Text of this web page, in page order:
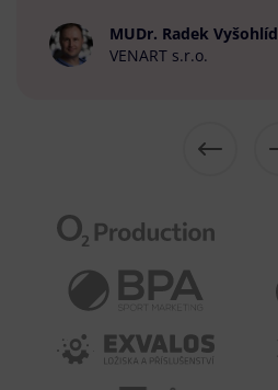
MUDr. Radek Vyšohlíd
VENART s.r.o.